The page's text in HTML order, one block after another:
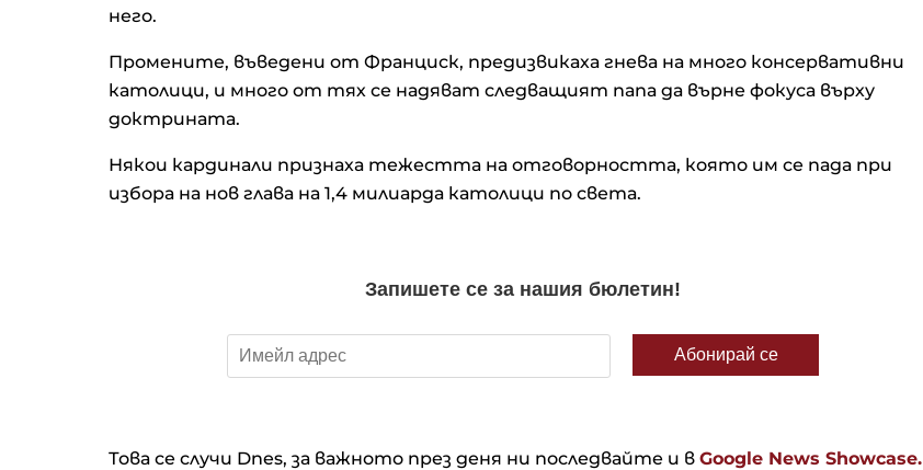
него.
Промените, въведени от Франциск, предизвикаха гнева на много консервативни
католици, и много от тях се надяват следващият папа да върне фокуса върху
доктрината.
Някои кардинали признаха тежестта на отговорността, която им се пада при
избора на нов глава на 1,4 милиарда католици по света.
Това се случи Dnes, за важното през деня ни последвайте и в Google News Showcase.